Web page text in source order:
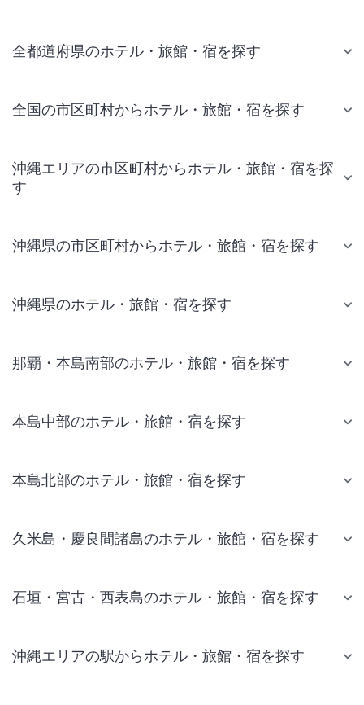
全都道府県のホテル・旅館・宿を探す
全国の市区町村からホテル・旅館・宿を探す
沖縄エリアの市区町村からホテル・旅館・宿を探
す
沖縄県の市区町村からホテル・旅館・宿を探す
沖縄県のホテル・旅館・宿を探す
那覇・本島南部のホテル・旅館・宿を探す
本島中部のホテル・旅館・宿を探す
本島北部のホテル・旅館・宿を探す
久米島・慶良間諸島のホテル・旅館・宿を探す
石垣・宮古・西表島のホテル・旅館・宿を探す
沖縄エリアの駅からホテル・旅館・宿を探す